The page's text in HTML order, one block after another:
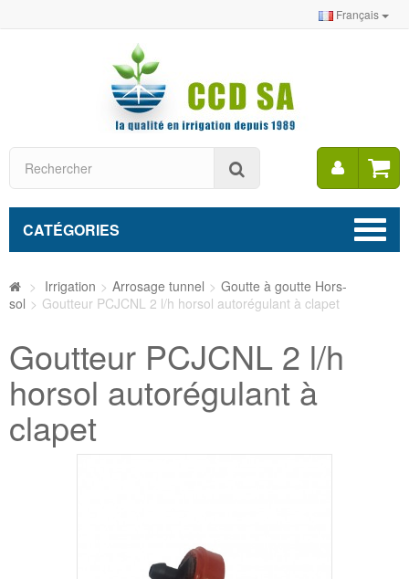
Français
Mon
CATÉGORIES
> Irrigation > Arrosage tunnel > Goutte à goutte Hors-
sol > Goutteur PCJCNL 2 l/h horsol autorégulant à clapet
Goutteur PCJCNL 2 l/h
horsol autorégulant à
clapet